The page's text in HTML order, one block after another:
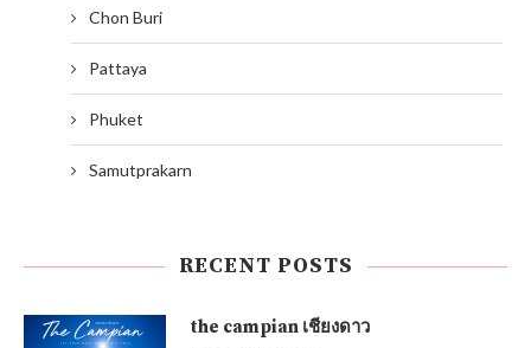
Chon Buri
Pattaya
Phuket
Samutprakarn
RECENT POSTS
the campian เชียงดาว